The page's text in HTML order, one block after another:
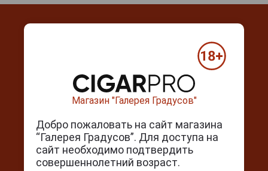
Контакты
г. Москва, Серпуховский вал, д. 5
Ежедневно с 10:00 до 22:00
+7(495) 644-59-95
info@cigarpro.ru
Магазин "Галерея Градусов"
Добро пожаловать на сайт магазина
“Галерея Градусов”. Для доступа на
сайт необходимо подтвердить
совершеннолетний возраст.